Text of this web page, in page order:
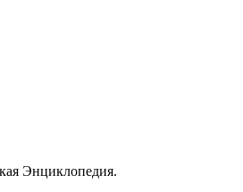
Энциклопедия.